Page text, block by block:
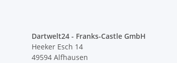
Dartwelt24 - Franks-Castle GmbH
Heeker Esch 14
49594 Alfhausen